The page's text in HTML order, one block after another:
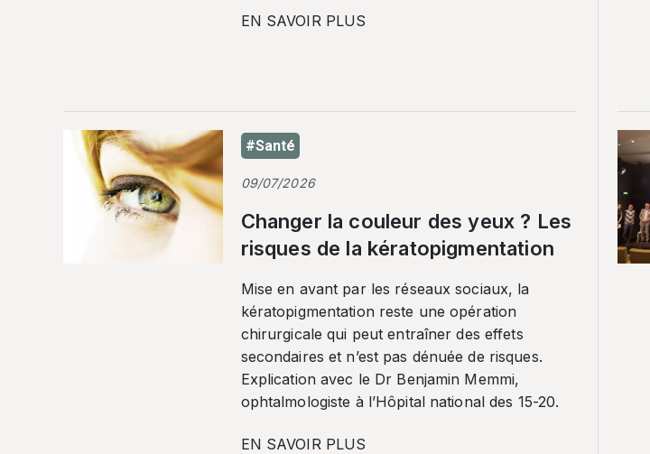
EN SAVOIR PLUS
#Santé
09/07/2026
Changer la couleur des yeux ? Les
risques de la kératopigmentation
Mise en avant par les réseaux sociaux, la
kératopigmentation reste une opération
chirurgicale qui peut entraîner des effets
secondaires et n’est pas dénuée de risques.
Explication avec le Dr Benjamin Memmi,
ophtalmologiste à l’Hôpital national des 15-20.
EN SAVOIR PLUS